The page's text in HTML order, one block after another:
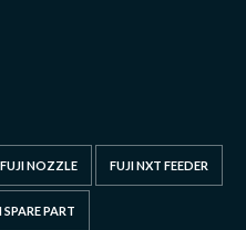
FUJI NOZZLE FUJI NXT FEEDER
SPARE PART